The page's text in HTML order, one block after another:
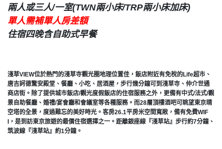
兩人或三人/一室(TWN兩小床/TRP兩小床加床)
單人需補單人房差額
住宿四晚含自助式早餐
淺草VIEW位於熱門的淺草寺觀光圈地理位置佳，飯店附近有免稅的Life超市、
唐吉訶德驚安殿堂、餐廳、小吃、居酒屋，步行幾分鐘可到淺草寺、仲介世通
商店街。除了提供城市飯店/觀光度假飯店的住宿服務之外，更備有中式/法式/觀
景自助餐廳、婚禮/宴會廳和會議室等各種服務。而28層頂樓酒吧可眺望東京晴
空塔的全景，度過難忘的美好時光。客房26.1平房米空間寬敞，備有免費WIF
I，是到訪東京旅遊的最價住宿選擇之一。距離銀座線『淺草站』步行約7分鐘、
筑波線『淺草站』約1分鐘。